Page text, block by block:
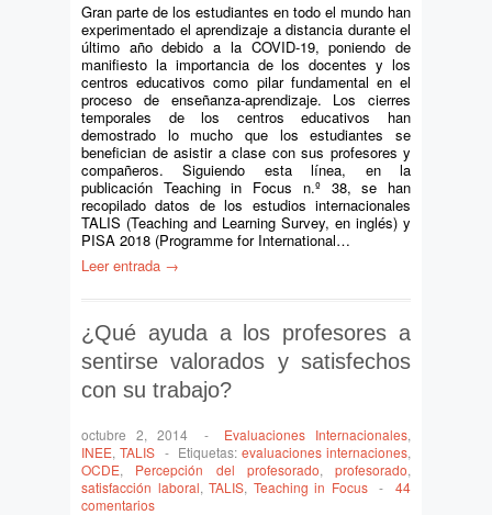
Gran parte de los estudiantes en todo el mundo han
experimentado el aprendizaje a distancia durante el
último año debido a la COVID-19, poniendo de
manifiesto la importancia de los docentes y los
centros educativos como pilar fundamental en el
proceso de enseñanza-aprendizaje. Los cierres
temporales de los centros educativos han
demostrado lo mucho que los estudiantes se
benefician de asistir a clase con sus profesores y
compañeros. Siguiendo esta línea, en la
publicación Teaching in Focus n.º 38, se han
recopilado datos de los estudios internacionales
TALIS (Teaching and Learning Survey, en inglés) y
PISA 2018 (Programme for International…
Leer entrada →
¿Qué ayuda a los profesores a
sentirse valorados y satisfechos
con su trabajo?
octubre 2, 2014 - Evaluaciones Internacionales,
INEE, TALIS - Etiquetas:evaluaciones internaciones,
OCDE, Percepción del profesorado, profesorado,
satisfacción laboral,TALIS, Teaching in Focus -
44
comentarios